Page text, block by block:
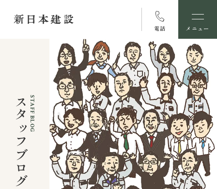
電話 メニュー
スタッフブログ